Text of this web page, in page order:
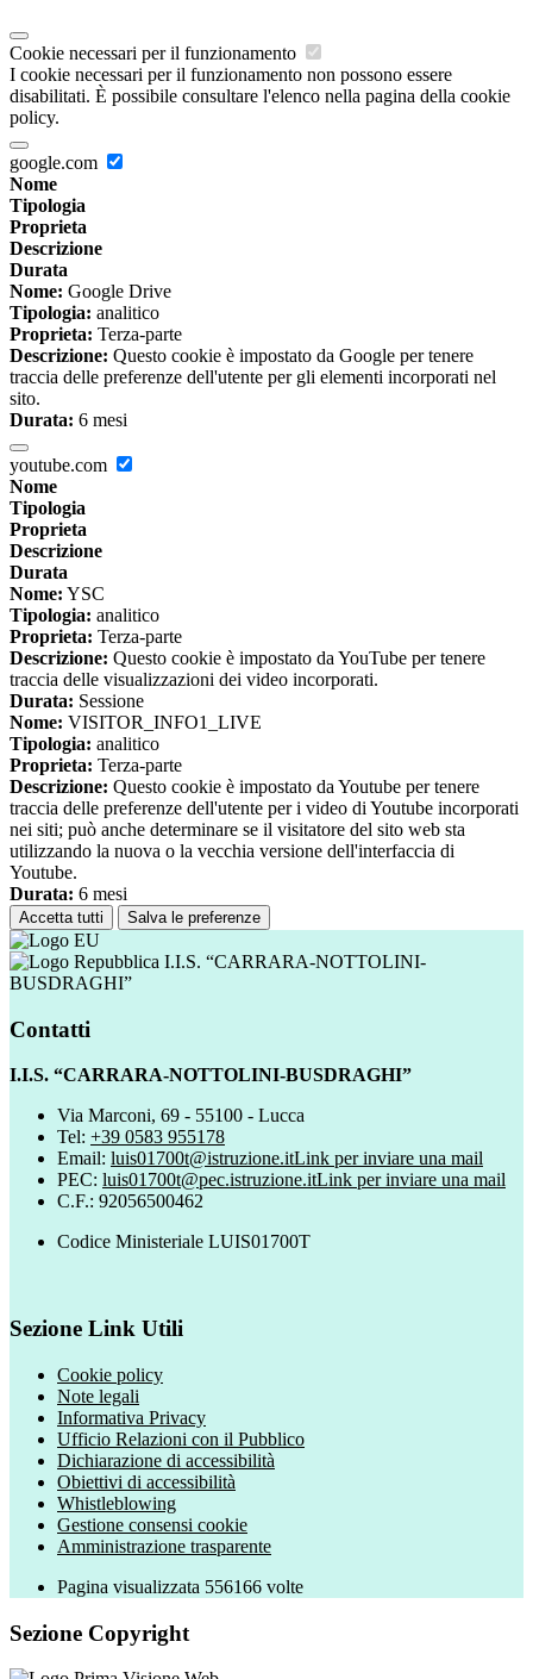
Cookie necessari per il funzionamento
I cookie necessari per il funzionamento non possono essere
disabilitati. È possibile consultare l'elenco nella pagina della cookie
policy.
google.com
Nome
Tipologia
Proprieta
Descrizione
Durata
Nome: Google Drive
Tipologia: analitico
Proprieta: Terza-parte
Descrizione: Questo cookie è impostato da Google per tenere
traccia delle preferenze dell'utente per gli elementi incorporati nel
sito.
Durata: 6 mesi
youtube.com
Nome
Tipologia
Proprieta
Descrizione
Durata
Nome: YSC
Tipologia: analitico
Proprieta: Terza-parte
Descrizione: Questo cookie è impostato da YouTube per tenere
traccia delle visualizzazioni dei video incorporati.
Durata: Sessione
Nome: VISITOR_INFO1_LIVE
Tipologia: analitico
Proprieta: Terza-parte
Descrizione: Questo cookie è impostato da Youtube per tenere
traccia delle preferenze dell'utente per i video di Youtube incorporati
nei siti; può anche determinare se il visitatore del sito web sta
utilizzando la nuova o la vecchia versione dell'interfaccia di
Youtube.
Durata: 6 mesi
Accetta tutti Salva le preferenze
I.I.S. “CARRARA-NOTTOLINI-
BUSDRAGHI”
Contatti
I.I.S. “CARRARA-NOTTOLINI-BUSDRAGHI”
Via Marconi, 69 - 55100 - Lucca
Tel: +39 0583 955178
Email: luis01700t@istruzione.itLink per inviare una mail
PEC: luis01700t@pec.istruzione.itLink per inviare una mail
C.F.: 92056500462
Codice Ministeriale LUIS01700T
Sezione Link Utili
Cookie policy
Note legali
Informativa Privacy
Ufficio Relazioni con il Pubblico
Dichiarazione di accessibilità
Obiettivi di accessibilità
Whistleblowing
Gestione consensi cookie
Amministrazione trasparente
Pagina visualizzata 556166 volte
Sezione Copyright